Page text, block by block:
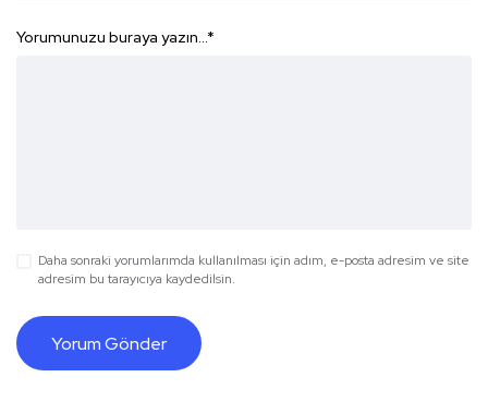
Yorumunuzu buraya yazın...*
Daha sonraki yorumlarımda kullanılması için adım, e-posta adresim ve site
adresim bu tarayıcıya kaydedilsin.